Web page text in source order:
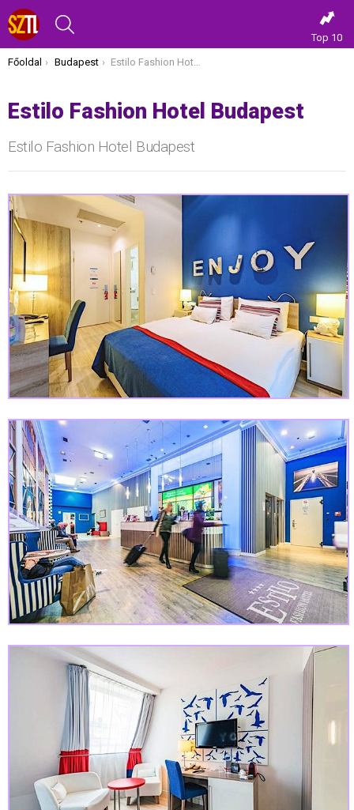
Top 10
Itt vagy most:
Főoldal Budapest Estilo Fashion Hotel Budapest
Estilo Fashion Hotel Budapest
Estilo Fashion Hotel Budapest